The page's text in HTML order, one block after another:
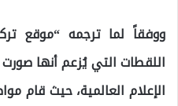
ووفقاً لما ترجمه “موقع
اللقطات التي يُزعم أنها
الإعلام العالمية، حيث قام